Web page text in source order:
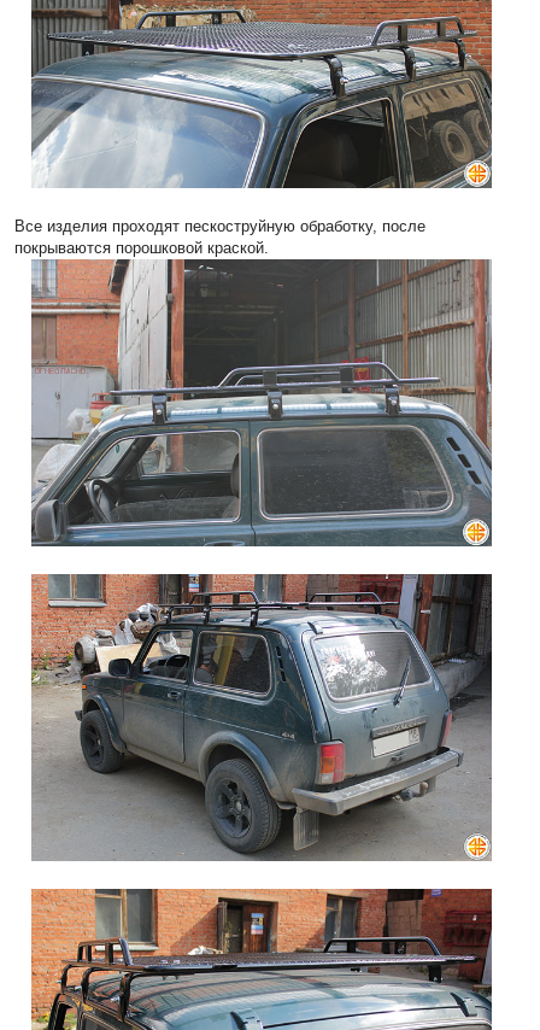
Все изделия проходят пескоструйную обработку, после
покрываются порошковой краской.